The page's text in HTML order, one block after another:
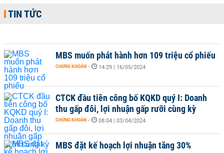
TIN TỨC
MBS muốn phát hành hơn 109 triệu cổ phiếu
CHỨNG KHOÁN - 14:29 | 16/05/2024
CTCK đầu tiên công bố KQKD quý I: Doanh
thu gấp đôi, lợi nhuận gấp rưỡi cùng kỳ
CHỨNG KHOÁN - 08:04 | 03/04/2024
MBS đặt kế hoạch lợi nhuận tăng 30%